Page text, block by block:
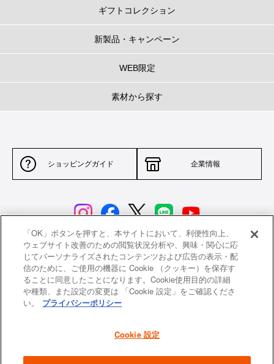
ギフトコレクション
新製品・キャンペーン
WEB限定
素材から探す
ショッピングガイド 企業情報
サイトポリシー 特定商取引法に基づく表示
並行輸入品について 個人情報保護方針
返品について
よくあるご質問 お問い合わせ
「OK」ボタンを押すと、本サイトにおいて、利便性向上、
ウェブサイト改善のための閲覧状況分析や、興味・関心に応
じてパーソナライズされたコンテンツおよび広告の表示・配
信のために、ご使用の機器に Cookie （クッキー）を保存す
ることに同意したことになります。Cookie使用目的の詳細
や種類、また設定の変更は 「Cookie 設定」をご確認くださ
い。
プライバシーポリシー
Cookie 設定